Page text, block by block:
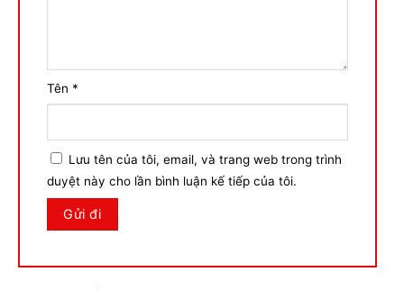
Tên *
Lưu tên của tôi, email, và trang web trong trình
duyệt này cho lần bình luận kế tiếp của tôi.